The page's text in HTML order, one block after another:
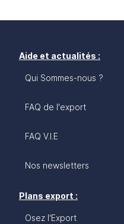
Aide et actualités :
Qui Sommes-nous ?
FAQ de l'export
FAQ V.I.E
Nos newsletters
Plans export :
Osez l'Export